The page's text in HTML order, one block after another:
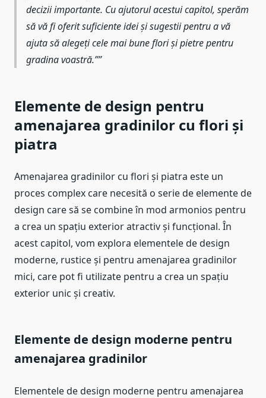
decizii importante. Cu ajutorul acestui capitol, sperăm
să vă fi oferit suficiente idei și sugestii pentru a vă
ajuta să alegeți cele mai bune flori și pietre pentru
gradina voastră.”
Elemente de design pentru
amenajarea gradinilor cu flori și
piatra
Amenajarea gradinilor cu flori și piatra este un
proces complex care necesită o serie de elemente de
design care să se combine în mod armonios pentru
a crea un spațiu exterior atractiv și funcțional. În
acest capitol, vom explora elementele de design
moderne, rustice și pentru amenajarea gradinilor
mici, care pot fi utilizate pentru a crea un spațiu
exterior unic și creativ.
Elemente de design moderne pentru
amenajarea gradinilor
Elementele de design moderne pentru amenajarea